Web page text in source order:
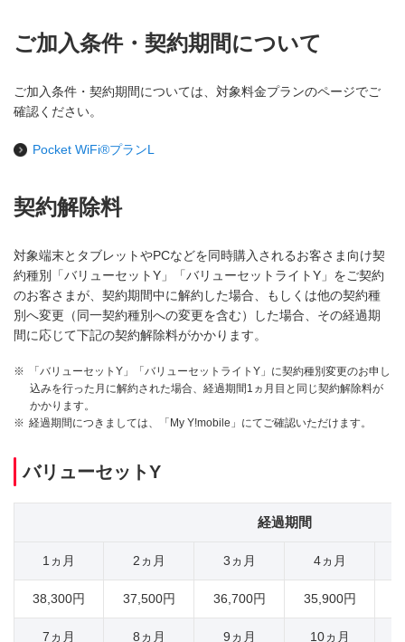
ご加入条件・契約期間について
ご加入条件・契約期間については、対象料金プランのページでご
確認ください。
Pocket WiFi®プランL
契約解除料
対象端末とタブレットやPCなどを同時購入されるお客さま向け契
約種別「バリューセットY」「バリューセットライトY」をご契約
のお客さまが、契約期間中に解約した場合、もしくは他の契約種
別へ変更（同一契約種別への変更を含む）した場合、その経過期
間に応じて下記の契約解除料がかかります。
※
「バリューセットY」「バリューセットライトY」に契約種別変更のお申し
込みを行った月に解約された場合、経過期間1ヵ月目と同じ契約解除料が
かかります。
※ 経過期間につきましては、「My Y!mobile」にてご確認いただけます。
バリューセットY
経過期間
1ヵ月 2ヵ月 3ヵ月 4ヵ月
38,300円 37,500円 36,700円 35,900円
7ヵ月 8ヵ月 9ヵ月 10ヵ月